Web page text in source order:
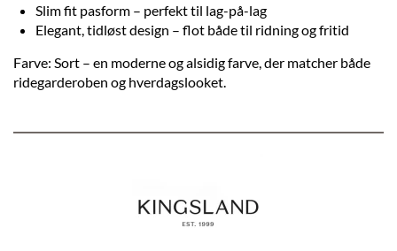
Slim fit pasform – perfekt til lag-på-lag
Elegant, tidløst design – flot både til ridning og fritid
Farve: Sort – en moderne og alsidig farve, der matcher både
ridegarderoben og hverdagslooket.